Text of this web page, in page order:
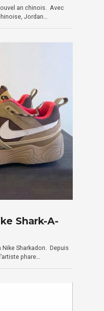
an chinois. Avec
Jordan…
Shark-A-
Sharkadon. Depuis
phare…